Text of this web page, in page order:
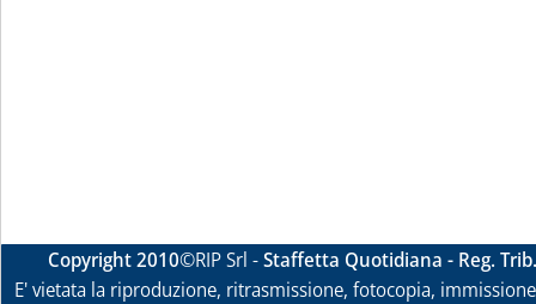
Copyright 2010©RIP Srl -Staffetta Quotidiana - Reg.
E' vietata la riproduzione, ritrasmissione, fotocopia,